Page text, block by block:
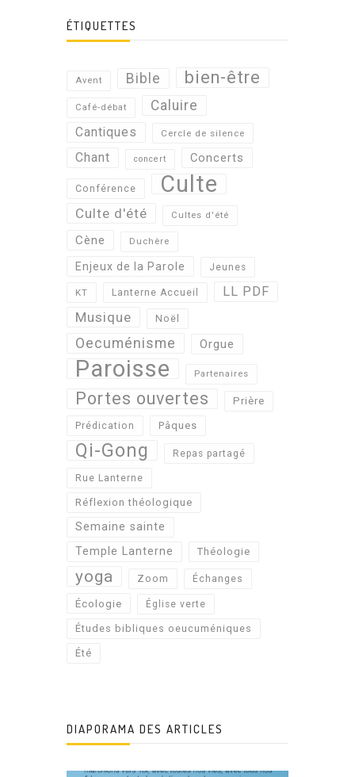
ÉTIQUETTES
Avent Bible bien-être
Café-débat Caluire
Cantiques Cercle de silence
Chant concert Concerts
Conférence Culte
Culte d'été Cultes d'été
Cène Duchère
Enjeux de la Parole Jeunes
KT Lanterne Accueil LL PDF
Musique Noël
Oecuménisme Orgue
Paroisse Partenaires
Portes ouvertes Prière
Prédication Pâques
Qi-Gong Repas partagé
Rue Lanterne
Réflexion théologique
Semaine sainte
Temple Lanterne
Théologie
yoga Zoom Échanges
Écologie Église verte
Études bibliques oeucuméniques
Été
DIAPORAMA DES ARTICLES